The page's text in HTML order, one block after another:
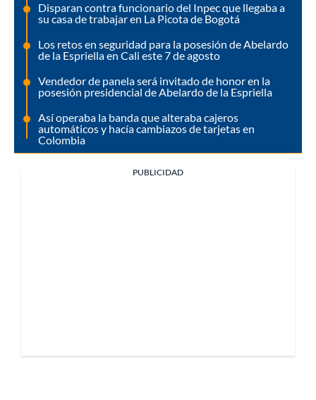
Disparan contra funcionario del Inpec que llegaba a
su casa de trabajar en La Picota de Bogotá
Los retos en seguridad para la posesión de Abelardo
de la Espriella en Cali este 7 de agosto
Vendedor de panela será invitado de honor en la
posesión presidencial de Abelardo de la Espriella
Así operaba la banda que alteraba cajeros
automáticos y hacía cambiazos de tarjetas en
Colombia
PUBLICIDAD